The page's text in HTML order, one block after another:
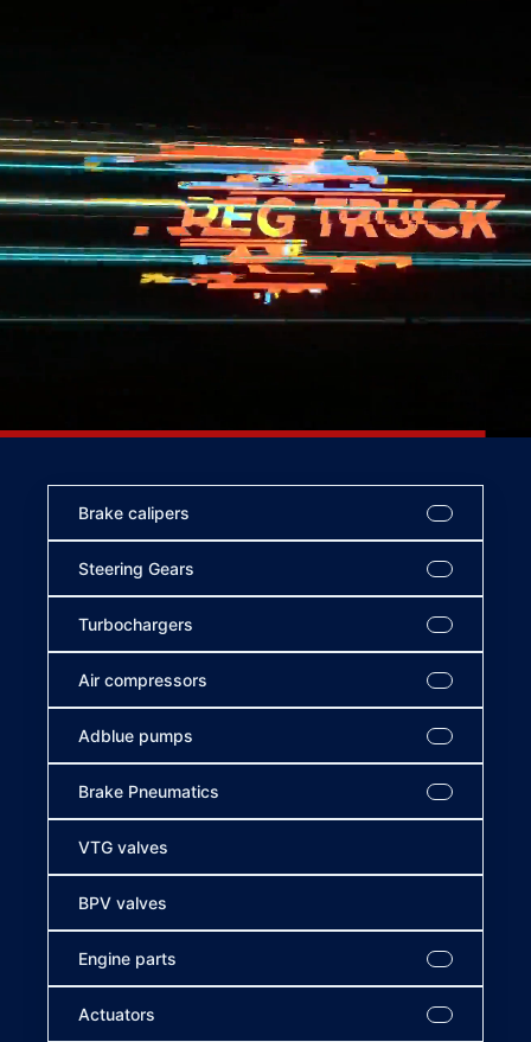
Brake calipers
Steering Gears
Turbochargers
Air compressors
Adblue pumps
Brake Pneumatics
VTG valves
BPV valves
Engine parts
Actuators